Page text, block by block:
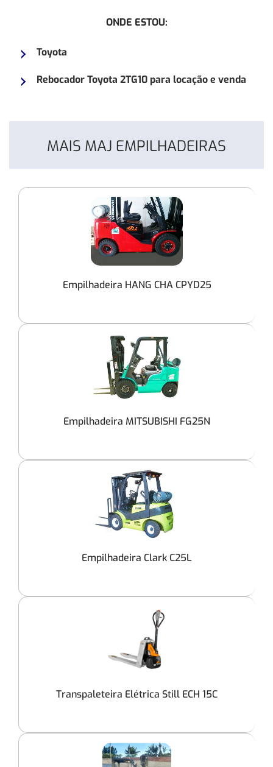
ONDE ESTOU:
Toyota
Rebocador Toyota 2TG10 para locação e venda
MAIS MAJ EMPILHADEIRAS
Empilhadeira HANG CHA CPYD25
Empilhadeira MITSUBISHI FG25N
Empilhadeira Clark C25L
Transpaleteira Elétrica Still ECH 15C